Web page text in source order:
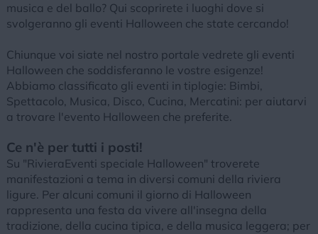
musica e del ballo? Qui scoprirete i luoghi dove si
svolgeranno gli eventi Halloween che state cercando!
Chiunque voi siate nel nostro portale vedrete gli eventi
Halloween che soddisferanno le vostre esigenze!
Abbiamo classificato gli eventi in tiplogie: Bimbi,
Spettacolo, Musica, Disco, Cucina, Mercatini: per aiutarvi
a trovare l'evento Halloween che preferite.
Ce n'è per tutti i posti!
Su "RivieraEventi speciale Halloween" troverete
manifestazioni a tema in diversi comuni della riviera
ligure. Per alcuni comuni il giorno di Halloween
rappresenta una festa da vivere all'insegna della
tradizione, della cucina tipica, e della musica leggera; per